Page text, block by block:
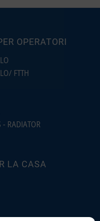
OPERATORI
FTTH
RADIATOR
LA CASA